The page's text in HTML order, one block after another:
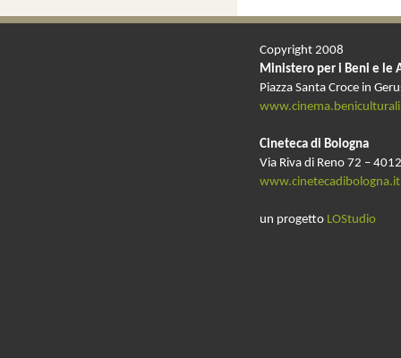
Copyright 2008
Ministero per i Beni e le
Piazza Santa Croce in
Cineteca di Bologna
Via Riva di Reno 72 –
www.cinetecadibologna.it
un progetto LOStudio